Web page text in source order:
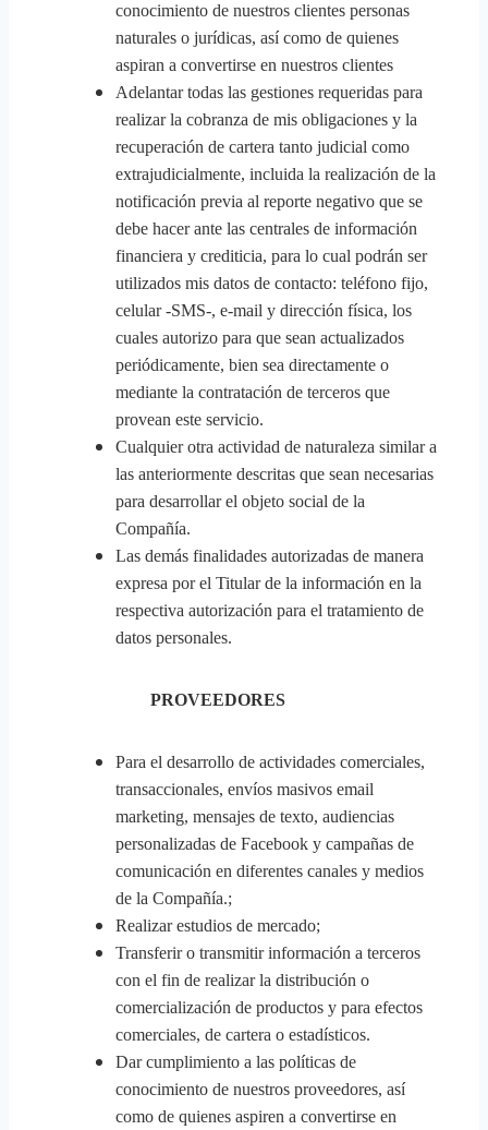
conocimiento de nuestros clientes personas
naturales o jurídicas, así como de quienes
aspiran a convertirse en nuestros clientes
Adelantar todas las gestiones requeridas para
realizar la cobranza de mis obligaciones y la
recuperación de cartera tanto judicial como
extrajudicialmente, incluida la realización de la
notificación previa al reporte negativo que se
debe hacer ante las centrales de información
financiera y crediticia, para lo cual podrán ser
utilizados mis datos de contacto: teléfono fijo,
celular -SMS-, e-mail y dirección física, los
cuales autorizo para que sean actualizados
periódicamente, bien sea directamente o
mediante la contratación de terceros que
provean este servicio.
Cualquier otra actividad de naturaleza similar a
las anteriormente descritas que sean necesarias
para desarrollar el objeto social de la
Compañía.
Las demás finalidades autorizadas de manera
expresa por el Titular de la información en la
respectiva autorización para el tratamiento de
datos personales.
PROVEEDORES
Para el desarrollo de actividades comerciales,
transaccionales, envíos masivos email
marketing, mensajes de texto, audiencias
personalizadas de Facebook y campañas de
comunicación en diferentes canales y medios
de la Compañía.;
Realizar estudios de mercado;
Transferir o transmitir información a terceros
con el fin de realizar la distribución o
comercialización de productos y para efectos
comerciales, de cartera o estadísticos.
Dar cumplimiento a las políticas de
conocimiento de nuestros proveedores, así
como de quienes aspiren a convertirse en